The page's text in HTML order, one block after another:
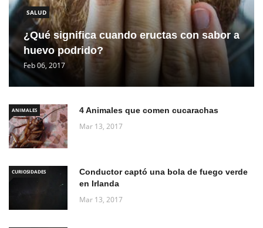
SALUD
¿Qué significa cuando eructas con sabor a
huevo podrido?
Feb 06, 2017
ANIMALES 4 Animales que comen cucarachas
Mar 13, 2017
CURIOSIDADES
Conductor captó una bola de fuego verde
en Irlanda
Mar 13, 2017